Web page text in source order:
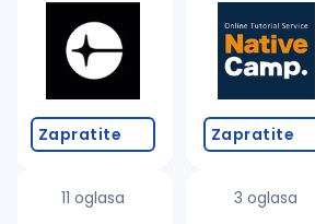
Takođe možete da:
proverite pravopisne greške
povećajte radijus za
promenite odabrane filtere
Zapratite
11 oglasa
Zapratite
3 oglasa